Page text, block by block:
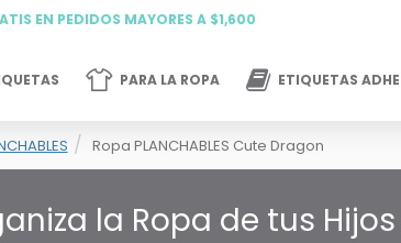
EN PEDIDOS MAYORES A $1,600
PARA LA ROPA ETIQUETAS
Ropa PLANCHABLES Cute Dragon
la Ropa de tus